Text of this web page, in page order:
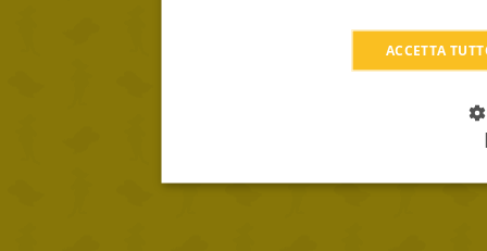
ACCETTA